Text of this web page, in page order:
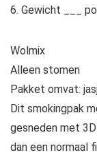
6. Gewicht ___
Wolmix
Alleen stomen
Pakket omvat:
Dit smokingpak
gesneden met
dan een normaal